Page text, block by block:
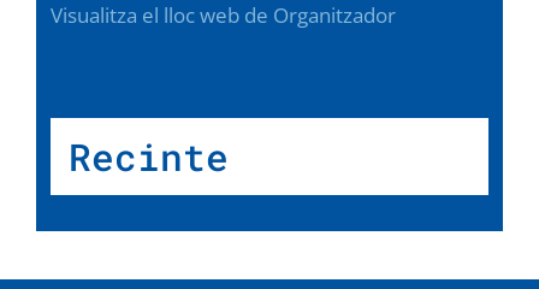
Visualitza el lloc web de Organitzador
Recinte